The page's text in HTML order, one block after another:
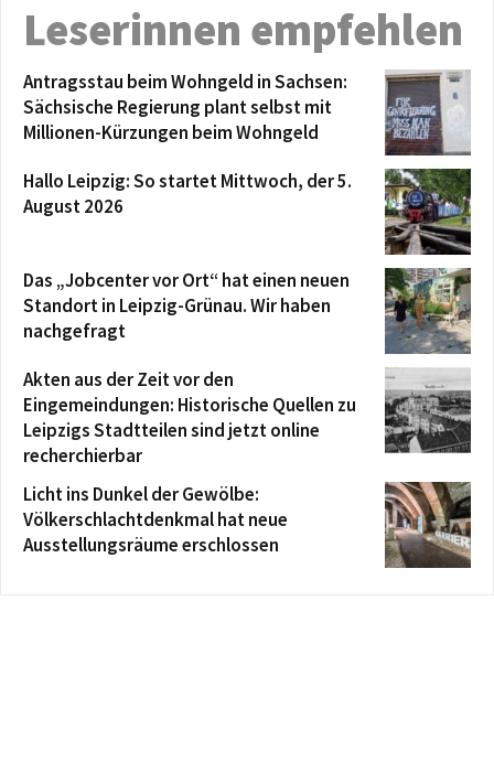
Leserinnen empfehlen
Antragsstau beim Wohngeld in Sachsen:
Sächsische Regierung plant selbst mit
Millionen-Kürzungen beim Wohngeld
Hallo Leipzig: So startet Mittwoch, der 5.
August 2026
Das „Jobcenter vor Ort“ hat einen neuen
Standort in Leipzig-Grünau. Wir haben
nachgefragt
Akten aus der Zeit vor den
Eingemeindungen: Historische Quellen zu
Leipzigs Stadtteilen sind jetzt online
recherchierbar
Licht ins Dunkel der Gewölbe:
Völkerschlachtdenkmal hat neue
Ausstellungsräume erschlossen